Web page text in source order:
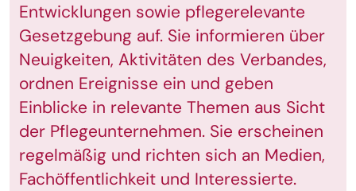
Entwicklungen sowie pflegerelevante
Gesetzgebung auf. Sie informieren über
Neuigkeiten, Aktivitäten des Verbandes,
ordnen Ereignisse ein und geben
Einblicke in relevante Themen aus Sicht
der Pflegeunternehmen. Sie erscheinen
regelmäßig und richten sich an Medien,
Fachöffentlichkeit und Interessierte.